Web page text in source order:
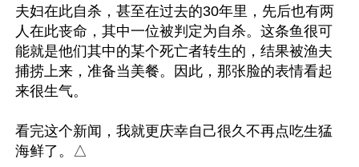
夫妇在此自杀，甚至在过去的30年里，先后也有两
人在此丧命，其中一位被判定为自杀。这条鱼很可
能就是他们其中的某个死亡者转生的，结果被渔夫
捕捞上来，准备当美餐。因此，那张脸的表情看起
来很生气。
看完这个新闻，我就更庆幸自己很久不再点吃生猛
海鲜了。△